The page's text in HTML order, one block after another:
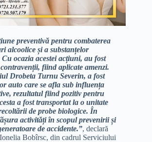
preventivă pentru combaterea
alcoolice și a substanțelor
ocazia acestei acțiuni, au fost
fiind aplicate amenzi.
Drobeta Turnu Severin, a fost
auto care se afla sub influența
rezultatul fiind pozitiv pentru
a fost transportat la o unitate
de probe biologice. În
activități în scopul prevenirii și
de accidente.”, declară
Bobîrsc, din cadrul Serviciului